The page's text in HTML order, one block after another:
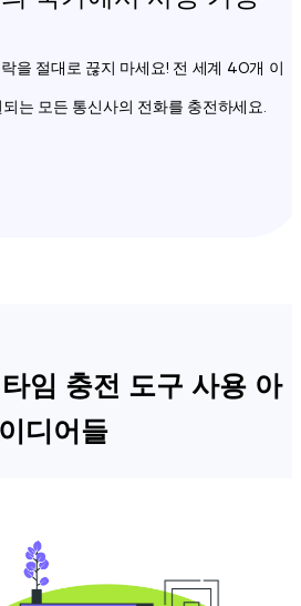
을 절대로 끊지 마세요! 전 세계 40개 이
는 모든 통신사의 전화를 충전하세요.
임 충전 도구 사용 아
이디어들